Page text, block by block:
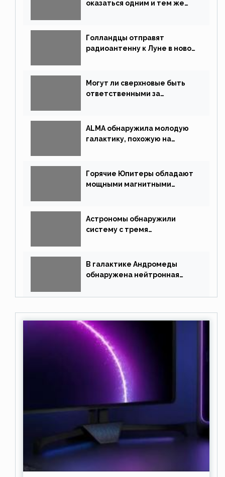
оказаться одним и тем же
Голландцы отправят
радиоантенну к Луне в новой
Могут ли сверхновые быть
ответственными за
ALMA обнаружила молодую
галактику, похожую на
Горячие Юпитеры обладают
мощными магнитными
Астрономы обнаружили
систему с тремя
В галактике Андромеды
обнаружена нейтронная